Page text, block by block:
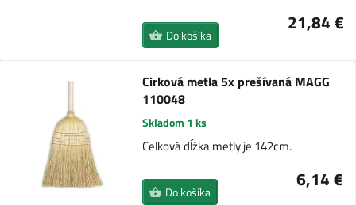
21,84 €
Do košíka
Cirková metla 5x prešívaná MAGG
110048
Skladom 1 ks
Celková dĺžka metly je 142cm.
6,14 €
Do košíka